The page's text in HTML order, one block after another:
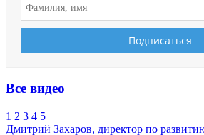
Все видео
1 2 3 4 5
Дмитрий Захаров, директор по